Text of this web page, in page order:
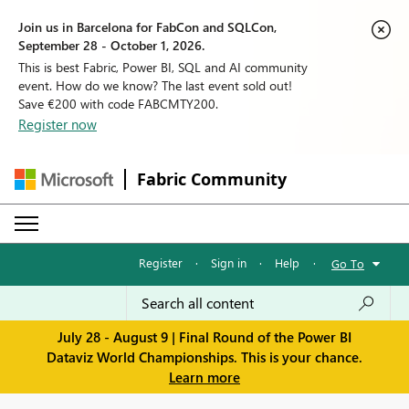
Join us in Barcelona for FabCon and SQLCon,
September 28 - October 1, 2026.
This is best Fabric, Power BI, SQL and AI community
event. How do we know? The last event sold out!
Save €200 with code FABCMTY200.
Register now
Fabric Community
Register · Sign in · Help · Go To
July 28 - August 9 | Final Round of the Power BI
Dataviz World Championships. This is your chance.
Learn more